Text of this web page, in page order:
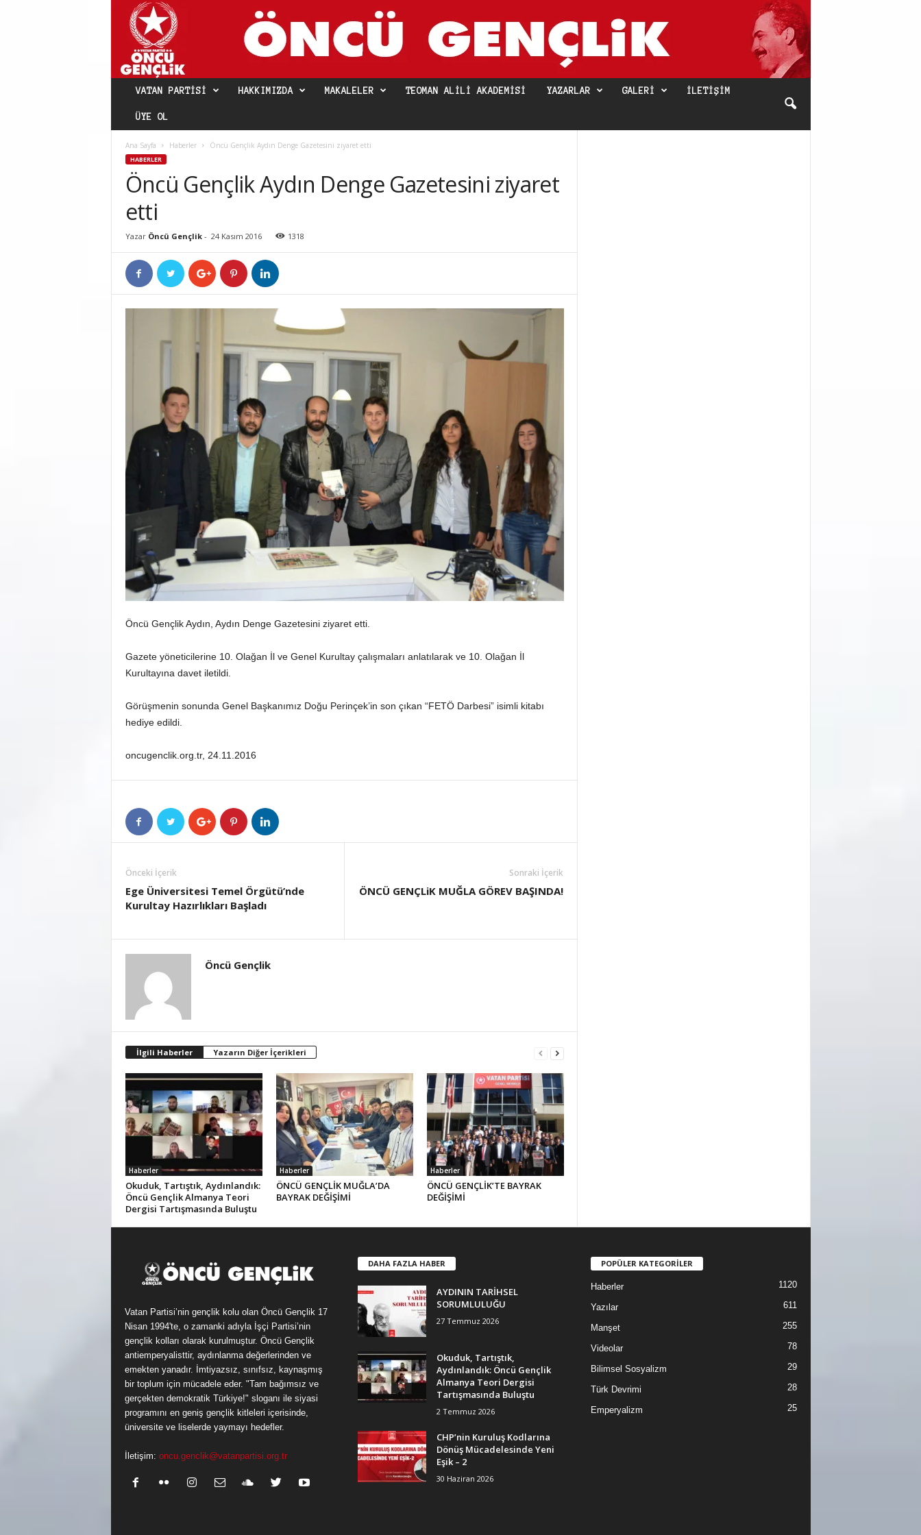
VATAN PARTISI HAKKIMIZDA MAKALELER TEOMAN ALILI AKADEMISI YAZARLAR GALERI İLETIŞIM
ÜYE OL
Ana Sayfa Haberler Öncü Gençlik Aydın Denge Gazetesini ziyaret etti
HABERLER
Öncü Gençlik Aydın Denge Gazetesini ziyaret
etti
Yazar Öncü Gençlik- 24 Kasım 2016 1318
Öncü Gençlik Aydın, Aydın Denge Gazetesini ziyaret etti.
Gazete yöneticilerine 10. Olağan İl ve Genel Kurultay çalışmaları anlatılarak ve 10. Olağan İl
Kurultayına davet iletildi.
Görüşmenin sonunda Genel Başkanımız Doğu Perinçek’in son çıkan “FETÖ Darbesi” isimli kitabı
hediye edildi.
oncugenclik.org.tr, 24.11.2016
Önceki İçerik
Ege Üniversitesi Temel Örgütü’nde
Kurultay Hazırlıkları Başladı
Sonraki İçerik
ÖNCÜ GENÇLiK MUĞLA GÖREV BAŞINDA!
Öncü Gençlik
İlgili Haberler Yazarın Diğer İçerikleri
Haberler
Okuduk, Tartıştık, Aydınlandık:
Öncü Gençlik Almanya Teori
Dergisi Tartışmasında Buluştu
Haberler
ÖNCÜ GENÇLİK MUĞLA’DA
BAYRAK DEĞİŞİMİ
Haberler
ÖNCÜ GENÇLİK’TE BAYRAK
DEĞİŞİMİ
Vatan Partisi’nin gençlik kolu olan Öncü Gençlik 17
Nisan 1994'te, o zamanki adıyla İşçi Partisi’nin
gençlik kolları olarak kurulmuştur. Öncü Gençlik
antiemperyalisttir, aydınlanma değerlerinden ve
emekten yanadır. İmtiyazsız, sınıfsız, kaynaşmış
bir toplum için mücadele eder. "Tam bağımsız ve
gerçekten demokratik Türkiye!" sloganı ile siyasi
programını en geniş gençlik kitleleri içerisinde,
üniversite ve liselerde yaymayı hedefler.
İletişim: oncu.genclik@vatanpartisi.org.tr
DAHA FAZLA HABER
AYDININ TARİHSEL
SORUMLULUĞU
27 Temmuz 2026
Okuduk, Tartıştık,
Aydınlandık: Öncü Gençlik
Almanya Teori Dergisi
Tartışmasında Buluştu
2 Temmuz 2026
CHP’nin Kuruluş Kodlarına
Dönüş Mücadelesinde Yeni
Eşik – 2
30 Haziran 2026
POPÜLER KATEGORİLER
Haberler 1120
Yazılar 611
Manşet 255
Videolar 78
Bilimsel Sosyalizm 29
Türk Devrimi 28
Emperyalizm 25